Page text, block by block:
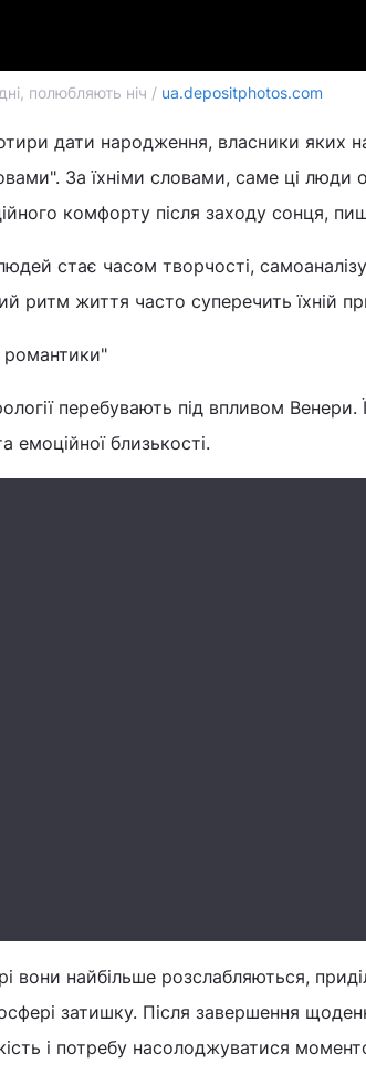
полюбляють ніч / ua.depositphotos.com
дати народження, власники яких
За їхніми словами, саме ці люди
комфорту після заходу сонця,
стає часом творчості,
ритм життя часто суперечить їхній
романтики"
перебувають під впливом Венери.
емоційної близькості.
вони найбільше розслабляються,
затишку. Після завершення
і потребу насолоджуватися